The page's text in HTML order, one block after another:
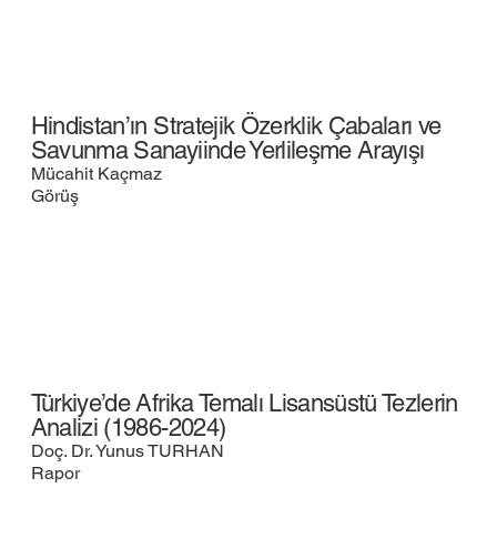
Hindistan’ın Stratejik Özerklik Çabaları ve
Savunma Sanayiinde Yerlileşme Arayışı
Mücahit Kaçmaz
Görüş
Türkiye’de Afrika Temalı Lisansüstü Tezlerin
Analizi (1986-2024)
Doç. Dr. Yunus TURHAN
Rapor